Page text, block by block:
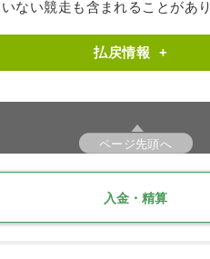
ない競走も含まれることがあ
払戻情報 +
ページ先頭へ
入金・精算